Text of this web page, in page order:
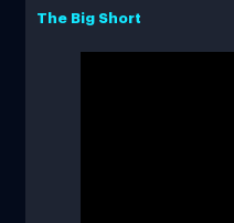
The Big Short